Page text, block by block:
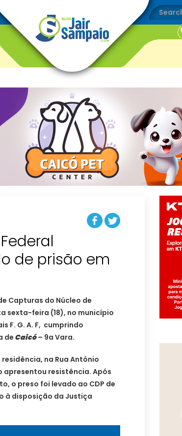
de prisão em
Capturas do Núcleo de
sexta-feira (18), no município
F. G. A. F, cumprindo
deCaicó– 9a Vara.
na Rua Antônio
apresentou resistência. Após
o preso foi levado ao CDP de
à disposição da Justiça